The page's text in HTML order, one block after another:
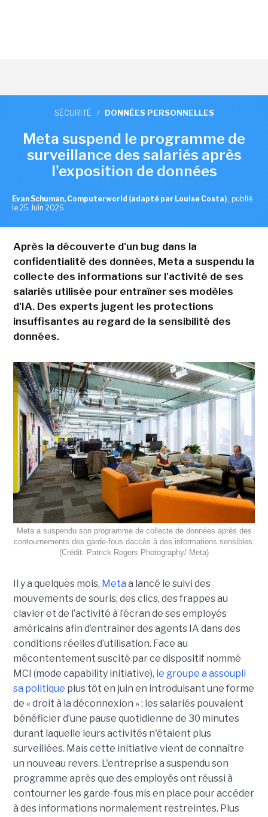
SÉCURITÉ / DONNÉES PERSONNELLES
Meta suspend le programme de
surveillance des salariés après
l'exposition de données
Evan Schuman, Computerworld (adapté par Louise Costa) , publié
le 25 Juin 2026
Après la découverte d'un bug dans la
confidentialité des données, Meta a suspendu la
collecte des informations sur l'activité de ses
salariés utilisée pour entraîner ses modèles
d'IA. Des experts jugent les protections
insuffisantes au regard de la sensibilité des
données.
Meta a suspendu son programme de collecte de données après des
contournements des garde-fous daccès à des informations sensibles.
(Crédit: Patrick Rogers Photography/ Meta)
Il y a quelques mois, Meta a lancé le suivi des
mouvements de souris, des clics, des frappes au
clavier et de l’activité à l’écran de ses employés
américains afin d’entraîner des agents IA dans des
conditions réelles d’utilisation. Face au
mécontentement suscité par ce dispositif nommé
MCI (mode capability initiative), le groupe a assoupli
sa politique plus tôt en juin en introduisant une forme
de « droit à la déconnexion » : les salariés pouvaient
bénéficier d’une pause quotidienne de 30 minutes
durant laquelle leurs activités n'étaient plus
surveillées. Mais cette initiative vient de connaître
un nouveau revers. L'entreprise a suspendu son
programme après que des employés ont réussi à
contourner les garde-fous mis en place pour accéder
à des informations normalement restreintes. Plus